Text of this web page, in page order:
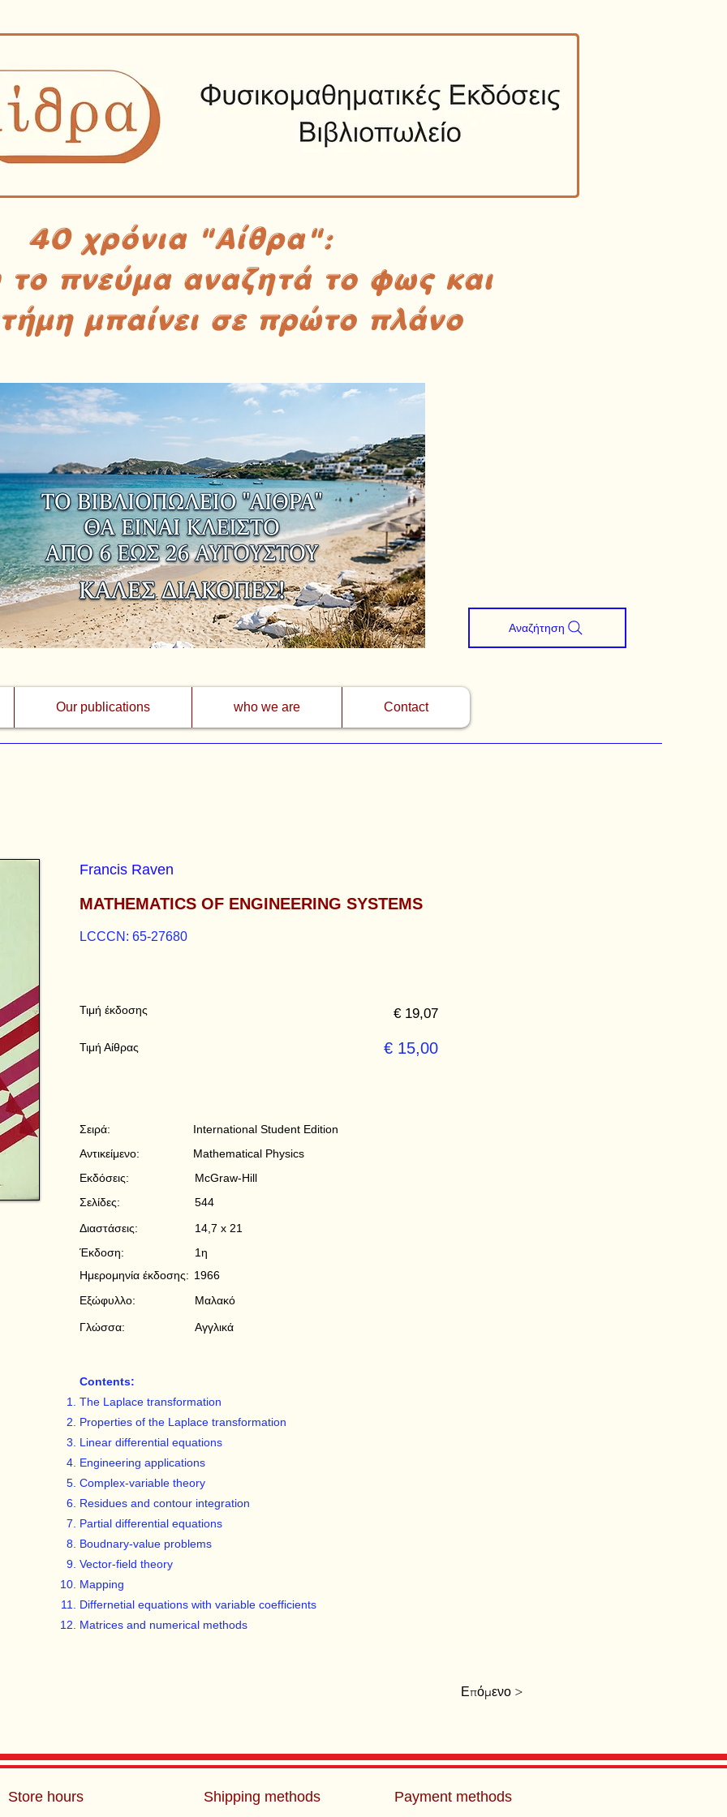
40 χρόνια "Αίθρα":
το πνεύμα αναζητά το φως και
μπαίνει σε πρώτο πλάνο
Our publications who we are Contact
Αναζήτηση
Francis Raven
MATHEMATICS OF ENGINEERING SYSTEMS
LCCCN: 65-27680
Τιμή έκδοσης
Τιμή Αίθρας
€ 19,07
€ 15,00
International Student Edition
Mathematical Physics
McGraw-Hill
544
14,7 x 21
1η
1966
Μαλακό
Αγγλικά
Σειρά:
Αντικείμενο:
Εκδόσεις:
Σελίδες:
Διαστάσεις:
Έκδοση:
Ημερομηνία έκδοσης:
Εξώφυλλο:
Γλώσσα:
Contents:
The Laplace transformation
Properties of the Laplace transformation
Linear differential equations
Engineering applications
Complex-variable theory
Residues and contour integration
Partial differential equations
Boudnary-value problems
Vector-field theory
Mapping
Differnetial equations with variable coefficients
Matrices and numerical methods
Επόμενο >
Store hours Shipping methods Payment methods